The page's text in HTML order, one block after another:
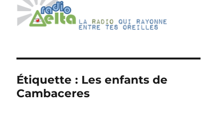
Étiquette : Les enfants de
Cambaceres